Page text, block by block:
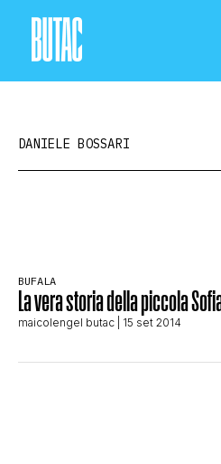
SCIENZA E
SALUTE E MEDICINA
DANIELE BOSSARI
BUFALA
La vera storia della piccola
maicolengel butac | 15 set 2014